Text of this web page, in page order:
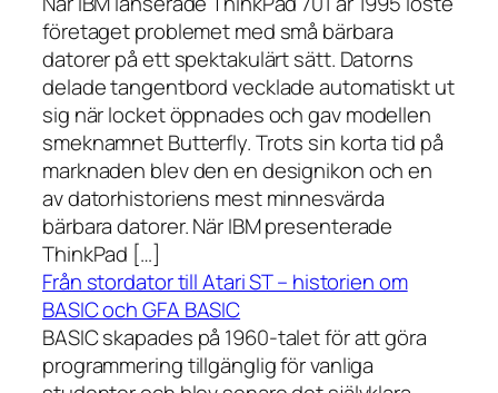
företaget problemet med små bärbara
datorer på ett spektakulärt sätt. Datorns
delade tangentbord vecklade automatiskt ut
sig när locket öppnades och gav modellen
smeknamnet Butterfly. Trots sin korta tid på
marknaden blev den en designikon och en
av datorhistoriens mest minnesvärda
bärbara datorer. När IBM presenterade
ThinkPad […]
Från stordator till Atari ST – historien om
BASIC och GFA BASIC
BASIC skapades på 1960-talet för att göra
programmering tillgänglig för vanliga